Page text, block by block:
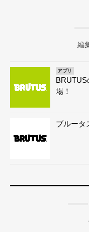
編
アプリ
場！
ブルータ